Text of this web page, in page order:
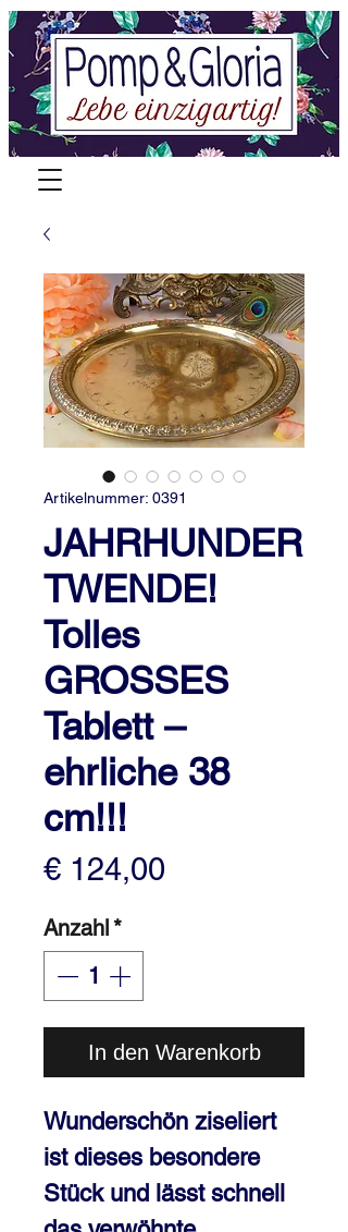
Artikelnummer: 0391
JAHRHUNDER
TWENDE!
Tolles
GROSSES
Tablett –
ehrliche 38
cm!!!
€ 124,00
Anzahl*
In den Warenkorb
Wunderschön ziseliert
ist dieses besondere
Stück und lässt schnell